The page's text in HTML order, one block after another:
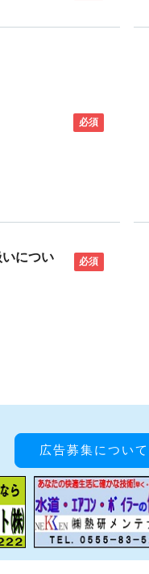
必須
につい
必須
広告募集について